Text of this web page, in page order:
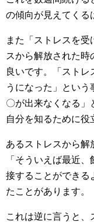
の傾向が見えてくる
また「ストレスを
スから解放された時
良いです。「ストレ
うになった」とい
〇が出来なくなる」
自分を知るために役
あるストレスから解
「そういえば最近
接することができる
たことがあります。
これは逆に言うと、